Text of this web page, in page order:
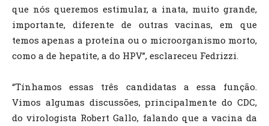
que nós queremos estimular, a inata, muito grande,
importante, diferente de outras vacinas, em que
temos apenas a proteína ou o microorganismo morto,
como a de hepatite, a do HPV”, esclareceu Fedrizzi.
“Tínhamos essas três candidatas a essa função.
Vimos algumas discussões, principalmente do CDC,
do virologista Robert Gallo, falando que a vacina da